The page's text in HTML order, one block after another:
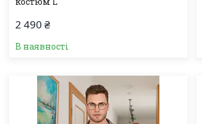
2 490 ₴
В наявності